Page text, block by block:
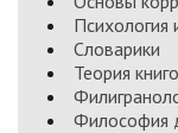
Психология
Словарики
Теория
Философия